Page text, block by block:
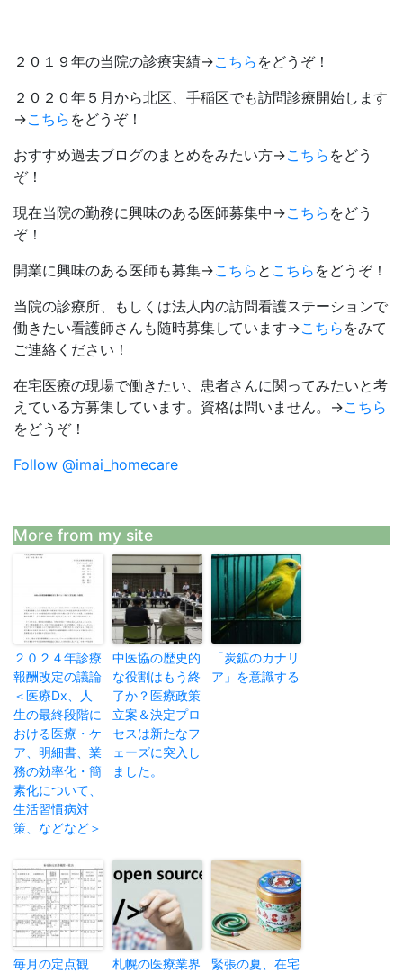
２０１９年の当院の診療実績→こちら をどうぞ！
２０２０年５月から北区、手稲区でも訪問診療開始します
→こちら をどうぞ！
おすすめ過去ブログのまとめをみたい方→こちら をどう
ぞ！
現在当院の勤務に興味のある医師募集中→こちら をどう
ぞ！
開業に興味のある医師も募集→こちら と こちら をどうぞ！
当院の診療所、もしくは法人内の訪問看護ステーションで
働きたい看護師さんも随時募集しています→こちら をみて
ご連絡ください！
在宅医療の現場で働きたい、患者さんに関ってみたいと考
えている方募集しています。資格は問いません。→こちら
をどうぞ！
Follow @imai_homecare
More from my site
２０２４年診療
報酬改定の議論
＜医療Dx、人
生の最終段階に
おける医療・ケ
ア、明細書、業
務の効率化・簡
素化について、
生活習慣病対
策、などなど＞
中医協の歴史的
な役割はもう終
了か？医療政策
立案＆決定プロ
セスは新たなフ
ェーズに突入し
ました。
「炭鉱のカナリ
ア」を意識する
毎月の定点観
札幌の医療業界
緊張の夏、在宅